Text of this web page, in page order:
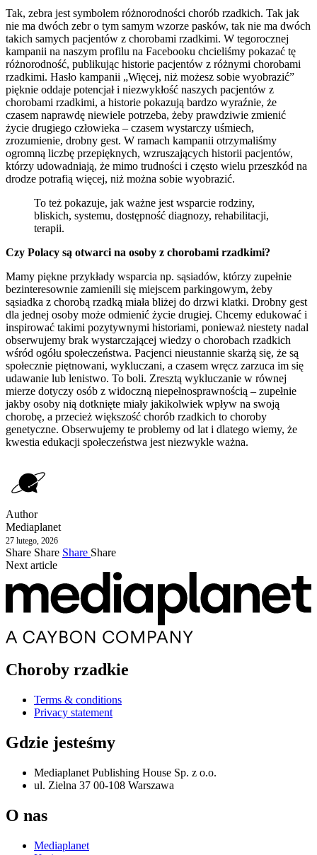
Tak, zebra jest symbolem różnorodności chorób rzadkich. Tak jak
nie ma dwóch zebr o tym samym wzorze pasków, tak nie ma dwóch
takich samych pacjentów z chorobami rzadkimi. W tegorocznej
kampanii na naszym profilu na Facebooku chcieliśmy pokazać tę
różnorodność, publikując historie pacjentów z różnymi chorobami
rzadkimi. Hasło kampanii „Więcej, niż możesz sobie wyobrazić”
pięknie oddaje potencjał i niezwykłość naszych pacjentów z
chorobami rzadkimi, a historie pokazują bardzo wyraźnie, że
czasem naprawdę niewiele potrzeba, żeby prawdziwie zmienić
życie drugiego człowieka – czasem wystarczy uśmiech,
zrozumienie, drobny gest. W ramach kampanii otrzymaliśmy
ogromną liczbę przepięknych, wzruszających historii pacjentów,
którzy udowadniają, że mimo trudności i często wielu przeszkód na
drodze potrafią więcej, niż można sobie wyobrazić.
To też pokazuje, jak ważne jest wsparcie rodziny,
bliskich, systemu, dostępność diagnozy, rehabilitacji,
terapii.
Czy Polacy są otwarci na osoby z chorobami rzadkimi?
Mamy piękne przykłady wsparcia np. sąsiadów, którzy zupełnie
bezinteresownie zamienili się miejscem parkingowym, żeby
sąsiadka z chorobą rzadką miała bliżej do drzwi klatki. Drobny gest
dla jednej osoby może odmienić życie drugiej. Chcemy edukować i
inspirować takimi pozytywnymi historiami, ponieważ niestety nadal
obserwujemy brak wystarczającej wiedzy o chorobach rzadkich
wśród ogółu społeczeństwa. Pacjenci nieustannie skarżą się, że są
społecznie piętnowani, wykluczani, a czasem wręcz zarzuca im się
udawanie lub lenistwo. To boli. Zresztą wykluczanie w równej
mierze dotyczy osób z widoczną niepełnosprawnością – zupełnie
jakby osoby nią dotknięte miały jakikolwiek wpływ na swoją
chorobę, a przecież większość chorób rzadkich to choroby
genetyczne. Obserwujemy te problemy od lat i dlatego wiemy, że
kwestia edukacji społeczeństwa jest niezwykle ważna.
Author
Mediaplanet
27 lutego, 2026
Share Share Share Share
Next article
Choroby rzadkie
Terms & conditions
Privacy statement
Gdzie jesteśmy
Mediaplanet Publishing House Sp. z o.o.
ul. Zielna 37 00-108 Warszawa
O nas
Mediaplanet